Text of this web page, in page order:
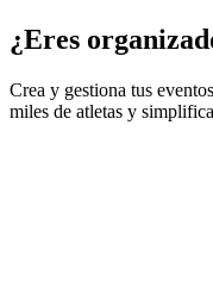
¿Eres
Crea y gestiona tus
miles de atletas y